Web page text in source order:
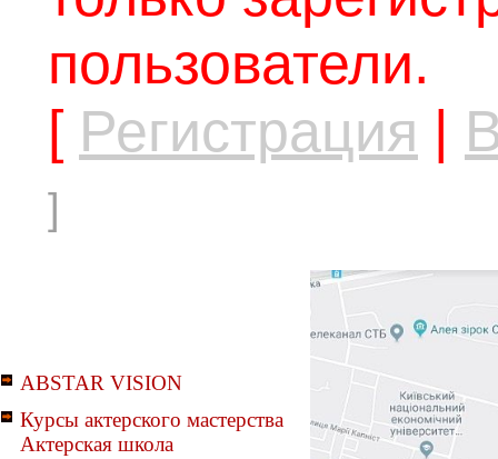
пользователи.
[ Регистрация |
]
ABSTAR VISION
Курсы актерского мастерства
Актерская школа